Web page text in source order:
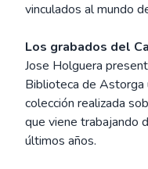
vinculados al mundo
Los grabados del
Jose Holguera
Biblioteca de Astorga
colección realizada
que viene trabajando
últimos años.